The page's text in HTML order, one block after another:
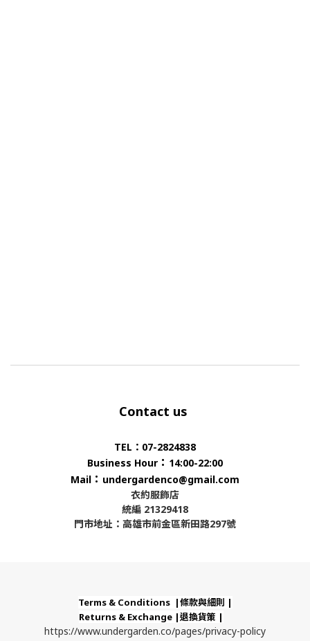
Contact us
TEL：07-2824838
Business Hour ： 14:00-22:00
Mail ： undergardenco@gmail.com
衣約服飾店
統編 21329418
門市地址：高雄市前金區新田路297號
Terms & Conditions |條款與細則 |
Returns & Exchange |退換貨策 |
https://www.undergarden.co/pages/privacy-policy